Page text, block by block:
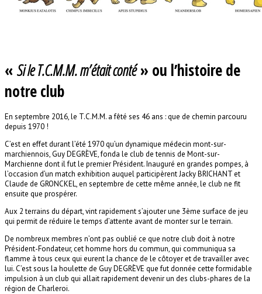
«Si le T.C.M.M. m’était conté» ou l’histoire de
notre club
En septembre 2016, le T.C.M.M. a fêté ses 46 ans : que de chemin parcouru
depuis 1970 !
C’est en effet durant l’été 1970 qu’un dynamique médecin mont-sur-
marchiennois, Guy DEGRÈVE, fonda le club de tennis de Mont-sur-
Marchienne dont il fut le premier Président. Inauguré en grandes pompes, à
l’occasion d’un match exhibition auquel participèrent Jacky BRICHANT et
Claude de GRONCKEL, en septembre de cette même année, le club ne fit
ensuite que prospérer.
Aux 2 terrains du départ, vint rapidement s’ajouter une 3ème surface de jeu
qui permit de réduire le temps d’attente avant de monter sur le terrain.
De nombreux membres n’ont pas oublié ce que notre club doit à notre
Président-Fondateur, cet homme hors du commun, qui communiqua sa
flamme à tous ceux qui eurent la chance de le côtoyer et de travailler avec
lui. C’est sous la houlette de Guy DEGRÈVE que fut donnée cette formidable
impulsion à un club qui allait rapidement devenir un des clubs-phares de la
région de Charleroi.